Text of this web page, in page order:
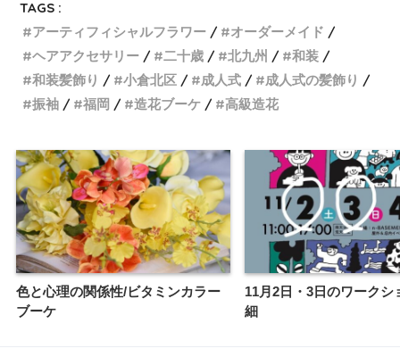
TAGS :
アーティフィシャルフラワー
オーダーメイド
ヘアアクセサリー
二十歳 北九州
和装
和装髪飾り
小倉北区 成人式
成人式の髪飾り
振袖
福岡 造花ブーケ 高級造花
色と心理の関係性/ビタミンカラー
ブーケ
11月2日・3日のワークシ
細